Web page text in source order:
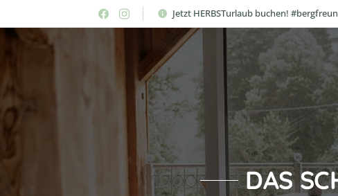
Jetzt HERBSTurlaub buchen!
DAS